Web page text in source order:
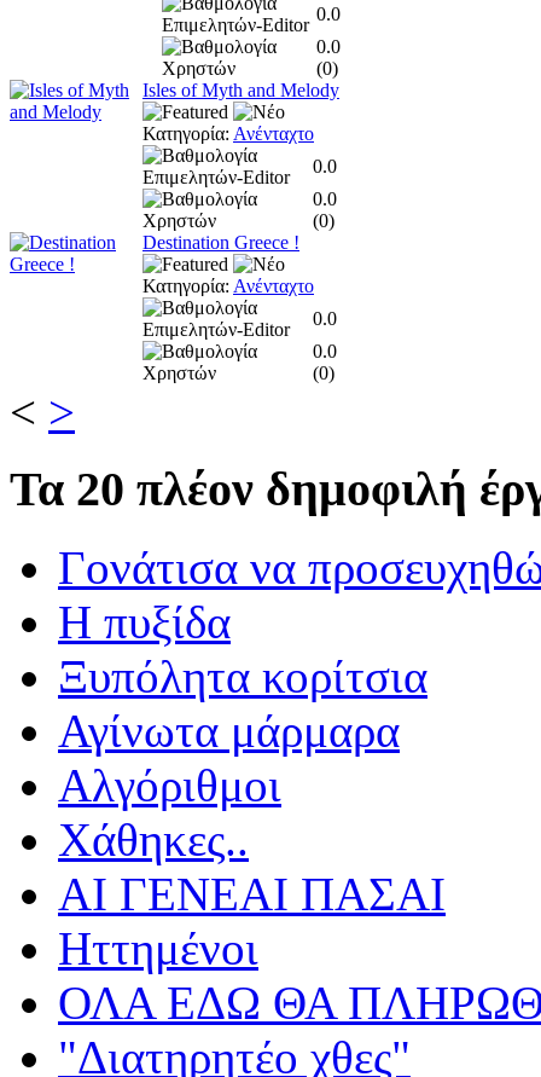
0.0
0.0
(0)
Isles of Myth and Melody
Κατηγορία: Ανένταχτο
0.0
0.0
(0)
Destination Greece !
Κατηγορία: Ανένταχτο
0.0
0.0
(0)
< >
Τα 20 πλέον δημοφιλή
Γονάτισα να
Η πυξίδα
Ξυπόλητα κορίτσια
Αγίνωτα μάρμαρα
Αλγόριθμοι
Χάθηκες..
ΑΙ ΓΕΝΕΑΙ ΠΑΣΑΙ
Ηττημένοι
ΟΛΑ ΕΔΩ ΘΑ
"Διατηρητέο χθες"